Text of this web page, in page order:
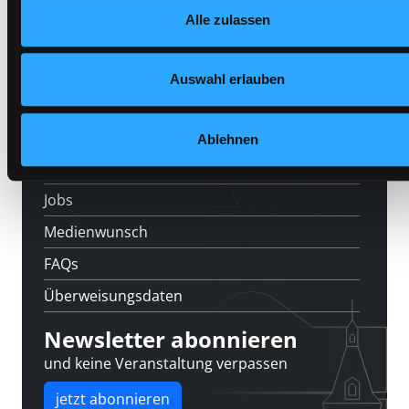
und in unserem
Alle zulassen
Auswahl erlauben
Ablehnen
Standorte
Feedback
Über uns
Jobs
Medienwunsch
FAQs
Überweisungsdaten
Newsletter abonnieren
und keine Veranstaltung verpassen
jetzt abonnieren